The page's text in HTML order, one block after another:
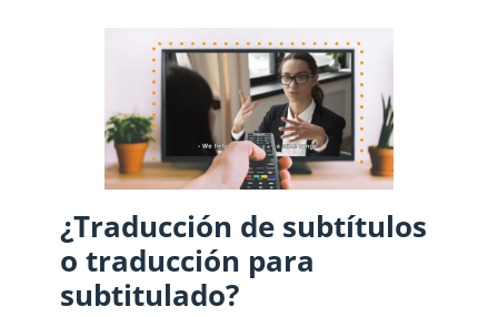
¿Traducción de subtítulos
o traducción para
subtitulado?